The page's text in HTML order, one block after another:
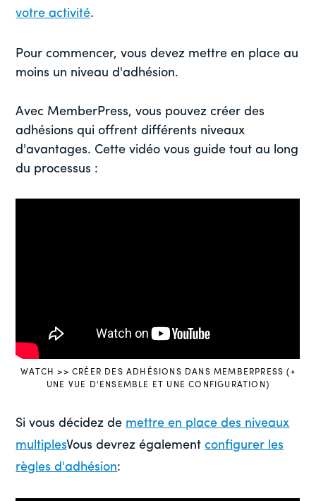
votre activité.
Pour commencer, vous devez mettre en place au
moins un niveau d'adhésion.
Avec MemberPress, vous pouvez créer des
adhésions qui offrent différents niveaux
d'avantages. Cette vidéo vous guide tout au long
du processus :
WATCH >> CRÉER DES ADHÉSIONS DANS MEMBERPRESS (+
UNE VUE D'ENSEMBLE ET UNE CONFIGURATION)
Si vous décidez de mettre en place des niveaux
multiplesVous devrez égalementconfigurer les
règles d'adhésion: